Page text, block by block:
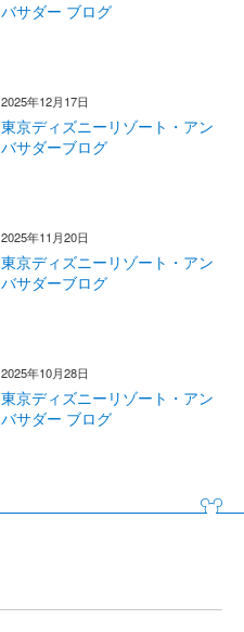
バサダー ブログ
2025年12月17日
東京ディズニーリゾート・アン
バサダーブログ
2025年11月20日
東京ディズニーリゾート・アン
バサダーブログ
2025年10月28日
東京ディズニーリゾート・アン
バサダー ブログ